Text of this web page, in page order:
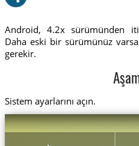
Android, 4.2x sürümünden
Daha eski bir sürümünüz
gerekir.
Sistem ayarlarını açın.